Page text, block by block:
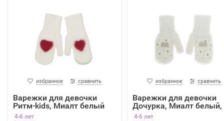
избранное сравнить
Варежки для девочки
Ритм-kids, Миалт белый
4-6 лет
избранное сравнить
Варежки для девочки
Дочурка, Миалт белый,
зима
4-6 лет